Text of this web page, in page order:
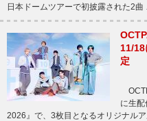
日本ドームツアーで初披露された2
11/
定
に生
2026』で、3枚目となるオリジナル